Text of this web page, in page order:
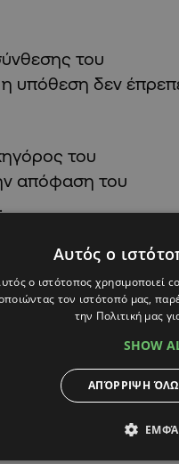
του
η υπόθεση δεν
του
απόφαση του
Αυτός ο
ο ιστότοπος χρησιμοποιεί
τον ιστότοπό μας,
την Πολιτική μας
SHOW
ΑΠΌΡΡΙΨΗ